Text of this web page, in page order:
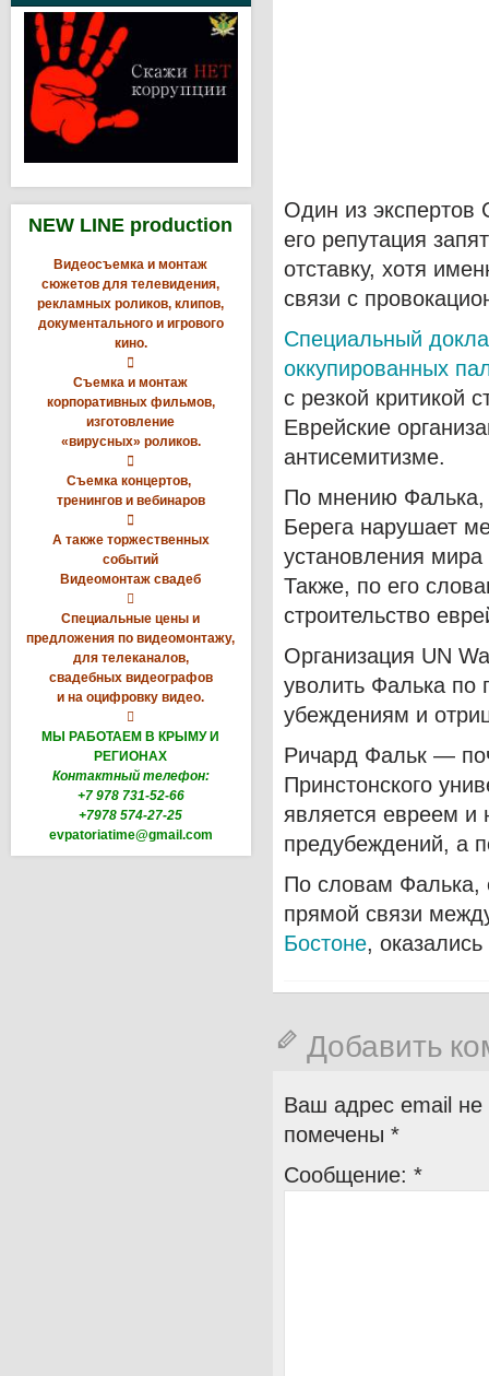
NEW LINE production
Видеосъемка и монтаж
сюжетов для телевидения,
рекламных роликов, клипов,
документального и игрового
кино.

Съемка и монтаж
корпоративных фильмов,
изготовление
«вирусных» роликов.

Съемка концертов,
тренингов и вебинаров

А также торжественных
событий
Видеомонтаж свадеб

Специальные цены и
предложения по видеомонтажу,
для телеканалов,
свадебных видеографов
и на оцифровку видео.

МЫ РАБОТАЕМ В КРЫМУ И
РЕГИОНАХ
Контактный телефон:
+7 978 731-52-66
+7978 574-27-25
evpatoriatime@gmail.com
Один из
его репутация
отставку, хотя
связи с
Cпециальный
оккупированных
с резкой критикой
Еврейские
антисемитизме.
По мнению Фалька,
Берега нарушает
установления
Также, по его
строительство
Организация UN
уволить Фалька по
убеждениям и
Ричард Фальк —
Принстонского
является евреем и
предубеждений, а
По словам Фалька,
прямой связи
Бостоне,
Добавить
Ваш адрес email не
помечены *
Сообщение: *